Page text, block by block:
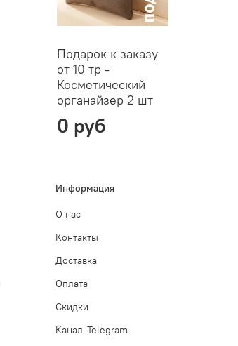
Подарок к заказу
от 10 тр -
Косметический
органайзер 2 шт
0 руб
Информация
О нас
Контакты
Доставка
Оплата
Скидки
Канал-Telegram